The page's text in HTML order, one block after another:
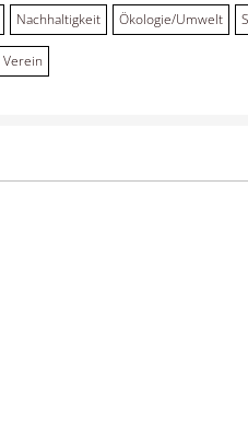
Nachhaltigkeit Ökologie/Umwelt
Verein